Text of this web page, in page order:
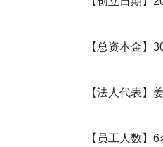
【总资本金】
【法人代表】
【员工人数】6